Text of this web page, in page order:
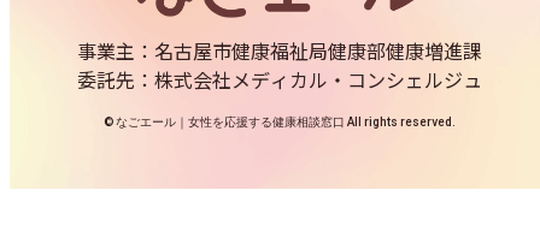
事業主：名古屋市健康福祉局健康部健康増進課
委託先：株式会社メディカル・コンシェルジュ
© なごエール｜女性を応援する健康相談窓口 All rights reserved.